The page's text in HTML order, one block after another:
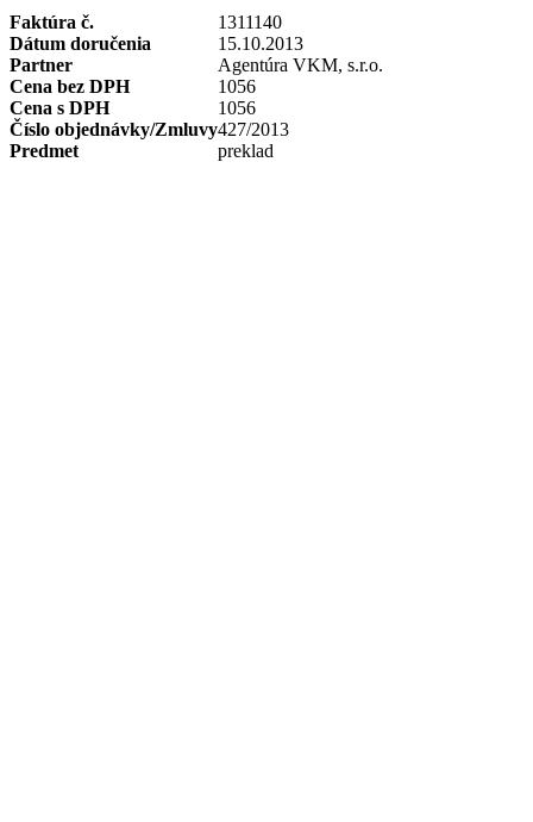
Faktúra č.
1311140
Dátum doručenia
15.10.2013
Partner
Agentúra VKM, s.r.o.
Cena bez DPH
1056
Cena s DPH
1056
Číslo objednávky/Zmluvy427/2013
Predmet
preklad